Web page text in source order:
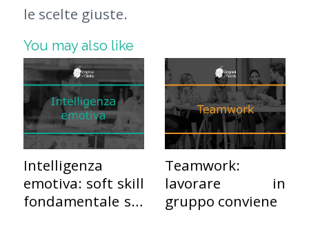
le scelte giuste.
You may also like
Intelligenza
emotiva: soft skill
fondamentale sul
Teamwork:
lavorare in
gruppo conviene